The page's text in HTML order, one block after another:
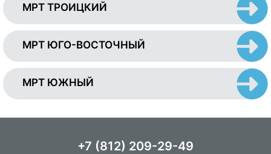
МРТ ТРОИЦКИЙ
МРТ ЮГО-ВОСТОЧНЫЙ
МРТ ЮЖНЫЙ
+7 (812) 209-29-49